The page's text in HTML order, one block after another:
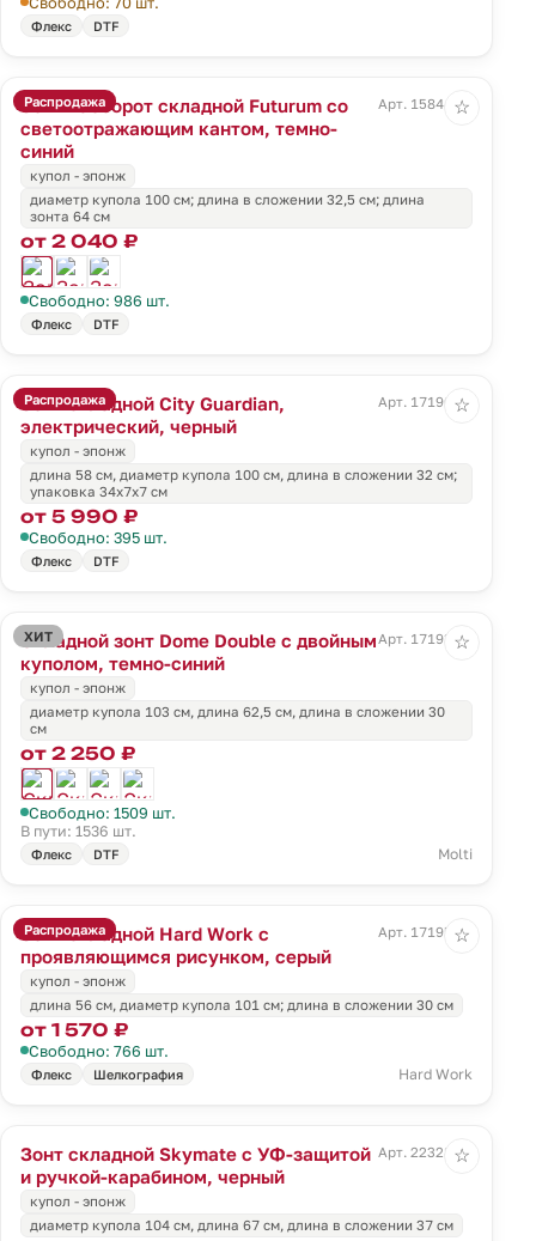
Флекс DTF
Распродажа
Зонт наоборот складной Futurum со
светоотражающим кантом, темно-
синий
Арт. 15844.40
купол - эпонж
диаметр купола 100 см; длина в сложении 32,5 см; длина
зонта 64 см
от 2 040 ₽
Свободно: 986 шт.
Флекс DTF
☆
Распродажа
Зонт складной City Guardian,
электрический, черный
Арт. 17190.30
купол - эпонж
длина 58 см, диаметр купола 100 см, длина в сложении 32 см;
упаковка 34х7х7 см
от 5 990 ₽
Свободно: 395 шт.
Флекс DTF
☆
ХИТ
Складной зонт Dome Double с двойным
куполом, темно-синий
Арт. 17193.40
купол - эпонж
диаметр купола 103 см, длина 62,5 см, длина в сложении 30
см
от 2 250 ₽
Свободно: 1509 шт.
В пути: 1536 шт.
Флекс DTF Molti
☆
Распродажа
Зонт складной Hard Work с
проявляющимся рисунком, серый
Арт. 17195.11
купол - эпонж
длина 56 см, диаметр купола 101 см; длина в сложении 30 см
от 1 570 ₽
Свободно: 766 шт.
Флекс Шелкография Hard Work
☆
Зонт складной Skymate с УФ-защитой
и ручкой-карабином, черный
Арт. 22328.30
купол - эпонж
диаметр купола 104 см, длина 67 см, длина в сложении 37 см
☆